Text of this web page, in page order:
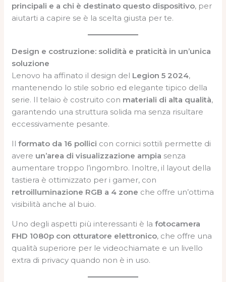
principali e a chi è destinato questo dispositivo, per
aiutarti a capire se è la scelta giusta per te.
Design e costruzione: solidità e praticità in un’unica
soluzione
Lenovo ha affinato il design del Legion 5 2024,
mantenendo lo stile sobrio ed elegante tipico della
serie. Il telaio è costruito con materiali di alta qualità,
garantendo una struttura solida ma senza risultare
eccessivamente pesante.
Ilformato da 16 pollici con cornici sottili permette di
avere un’area di visualizzazione ampia senza
aumentare troppo l’ingombro. Inoltre, il layout della
tastiera è ottimizzato per i gamer, con
retroilluminazione RGB a 4 zone che offre un’ottima
visibilità anche al buio.
Uno degli aspetti più interessanti è lafotocamera
FHD 1080p con otturatore elettronico, che offre una
qualità superiore per le videochiamate e un livello
extra di privacy quando non è in uso.